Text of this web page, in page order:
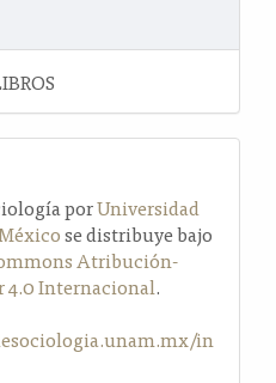
porUniversidad
se distribuye bajo
Atribución-
4.0 Internacional.
in